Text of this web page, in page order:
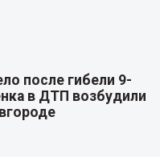
после гибели 9-
в ДТП возбудили